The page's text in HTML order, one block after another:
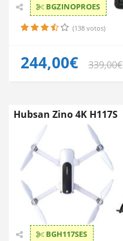
BGZINOPROES
(138 votos)
244,00€ 339,00€
Hubsan Zino 4K H117S
BGH117SES